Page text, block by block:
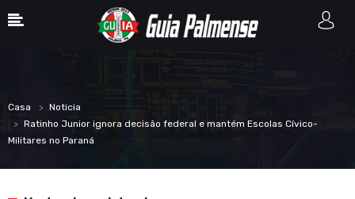
Casa
Noticia
Ratinho Junior ignora decisão federal e mantém Escolas Cívico-
Militares no Paraná